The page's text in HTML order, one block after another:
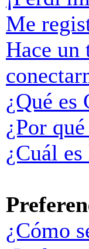
Me
Hace un
¿Qué es
¿Por
¿Cuál
¿Cómo